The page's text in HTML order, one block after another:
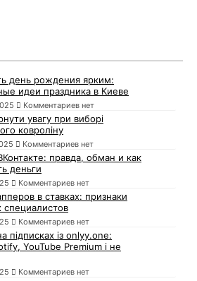
день рождения ярким:
идеи праздника в Киеве
Комментариев нет
увагу при виборі
ковроліну
Комментариев нет
правда, обман и как
деньги
Комментариев нет
в ставках: признаки
специалистов
Комментариев нет
підписках із onlyy.one:
YouTube Premium і не
Комментариев нет